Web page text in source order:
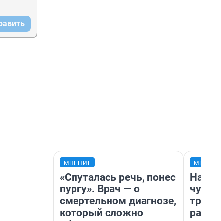
МНЕНИЕ
«Спуталась речь, понес
пургу». Врач — о
смертельном диагнозе,
который сложно